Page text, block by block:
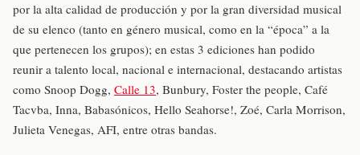
por la alta calidad de producción y por la gran diversidad musical
de su elenco (tanto en género musical, como en la “época” a la
que pertenecen los grupos); en estas 3 ediciones han podido
reunir a talento local, nacional e internacional, destacando artistas
como Snoop Dogg, Calle 13, Bunbury, Foster the people, Café
Tacvba, Inna, Babasónicos, Hello Seahorse!, Zoé, Carla Morrison,
Julieta Venegas, AFI, entre otras bandas.